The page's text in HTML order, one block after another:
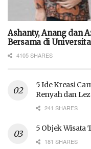
Ashanty, Anang dan
Bersama di
4105 SHARES
5 Ide Kreasi
Renyah dan
241 SHARES
5 Objek Wisata
181 SHARES